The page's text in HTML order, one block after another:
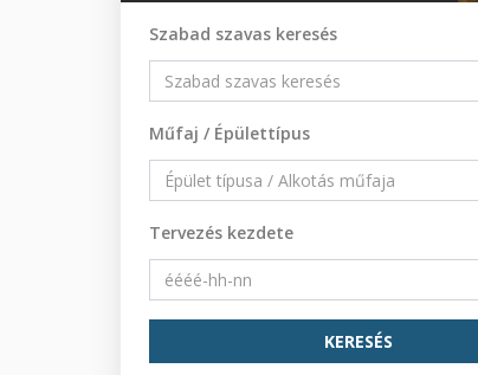
Szabad szavas keresés
Műfaj / Épülettípus
Tervezés kezdete